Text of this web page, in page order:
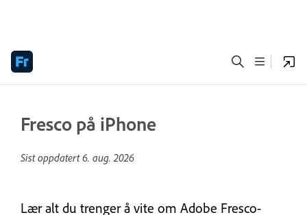
Fresco på iPhone
Sist oppdatert6. aug. 2026
Lær alt du trenger å vite om Adobe Fresco-